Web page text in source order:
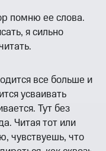
помню ее слова.
я сильно
все больше и
усваивать
Тут без
Читая тот или
чувствуешь, что